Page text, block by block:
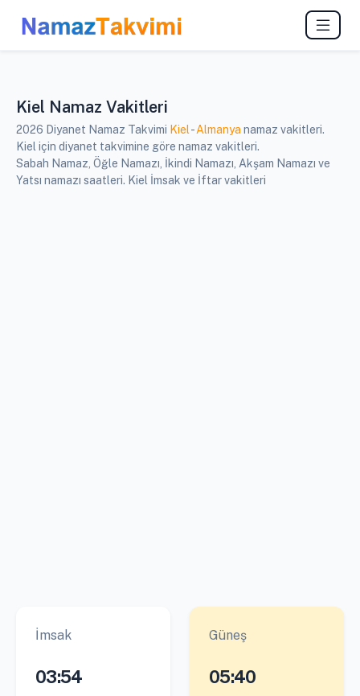
Kiel Namaz Vakitleri
2026 Diyanet Namaz Takvimi Kiel-Almanya namaz vakitleri.
Kiel için diyanet takvimine göre namaz vakitleri.
Sabah Namaz, Öğle Namazı, İkindi Namazı, Akşam Namazı ve
Yatsı namazı saatleri. Kiel İmsak ve İftar vakitleri
İmsak
03:54
Güneş
05:40